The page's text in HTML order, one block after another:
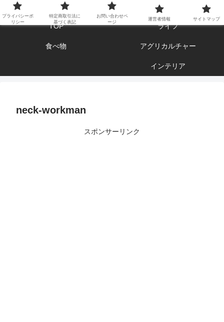
エンジョイ ブログライフ
TOP ライフ
食べ物 アグリカルチャー
インテリア
neck-workman
スポンサーリンク
プライバシーポ
リシー
特定商取引法に
基づく表記
お問い合わせペ
ージ
運営者情報 サイトマップ